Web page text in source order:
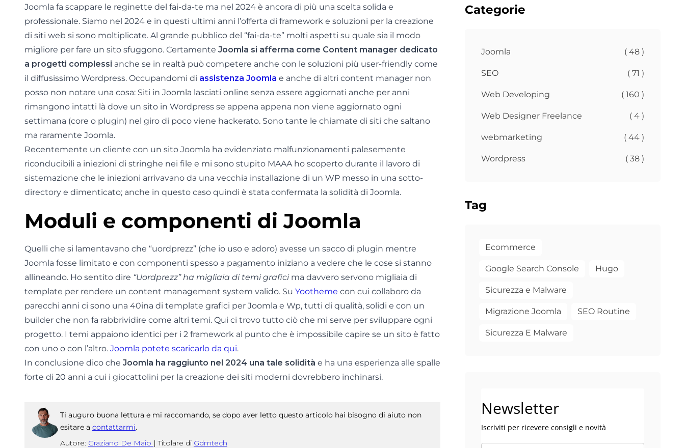
Joomla fa scappare le reginette del fai-da-te ma nel 2024 è ancora di più una scelta solida e
professionale. Siamo nel 2024 e in questi ultimi anni l’offerta di framework e soluzioni per la creazione
di siti web si sono moltiplicate. Al grande pubblico del “fai-da-te” molti aspetti su quale sia il modo
migliore per fare un sito sfuggono. Certamente Joomla si afferma come Content manager dedicato
a progetti complessi anche se in realtà può competere anche con le soluzioni più user-friendly come
il diffusissimo Wordpress. Occupandomi di assistenza Joomla e anche di altri content manager non
posso non notare una cosa: Siti in Joomla lasciati online senza essere aggiornati anche per anni
rimangono intatti là dove un sito in Wordpress se appena appena non viene aggiornato ogni
settimana (core o plugin) nel giro di poco viene hackerato. Sono tante le chiamate di siti che saltano
ma raramente Joomla.
Recentemente un cliente con un sito Joomla ha evidenziato malfunzionamenti palesemente
riconducibili a iniezioni di stringhe nei file e mi sono stupito MAAA ho scoperto durante il lavoro di
sistemazione che le iniezioni arrivavano da una vecchia installazione di un WP messo in una sotto-
directory e dimenticato; anche in questo caso quindi è stata confermata la solidità di Joomla.
Moduli e componenti di Joomla
Quelli che si lamentavano che “uordprezz” (che io uso e adoro) avesse un sacco di plugin mentre
Joomla fosse limitato e con componenti spesso a pagamento iniziano a vedere che le cose si stanno
allineando. Ho sentito dire “Uordprezz” ha migliaia di temi graficima davvero servono migliaia di
template per rendere un content management system valido. Su Yootheme con cui collaboro da
parecchi anni ci sono una 40ina di template grafici per Joomla e Wp, tutti di qualità, solidi e con un
builder che non fa rabbrividire come altri temi. Qui ci trovo tutto ciò che mi serve per sviluppare ogni
progetto. I temi appaiono identici per i 2 framework al punto che è impossibile capire se un sito è fatto
con uno o con l’altro. Joomla potete scaricarlo da qui.
In conclusione dico che Joomla ha raggiunto nel 2024 una tale solidità e ha una esperienza alle spalle
forte di 20 anni a cui i giocattolini per la creazione dei siti moderni dovrebbero inchinarsi.
Ti auguro buona lettura e mi raccomando, se dopo aver letto questo articolo hai bisogno di aiuto non
esitare a contattarmi.
Autore: Graziano De Maio | Titolare di Gdmtech
Categorie
Joomla ( 48 )
SEO ( 71 )
Web Developing ( 160 )
Web Designer Freelance ( 4 )
webmarketing ( 44 )
Wordpress ( 38 )
Tag
Ecommerce
Google Search Console Hugo
Sicurezza e Malware
Migrazione Joomla SEO Routine
Sicurezza E Malware
Newsletter
Iscriviti per ricevere consigli e novità